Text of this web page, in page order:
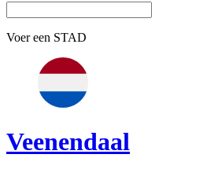
Voer een STAD
Veenendaal